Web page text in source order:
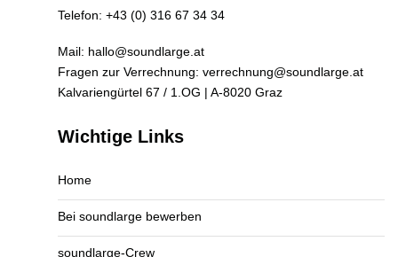
Telefon: +43 (0) 316 67 34 34
Mail: hallo@soundlarge.at
Fragen zur Verrechnung: verrechnung@soundlarge.at
Kalvariengürtel 67 / 1.OG | A-8020 Graz
Wichtige Links
Home
Bei soundlarge bewerben
soundlarge-Crew